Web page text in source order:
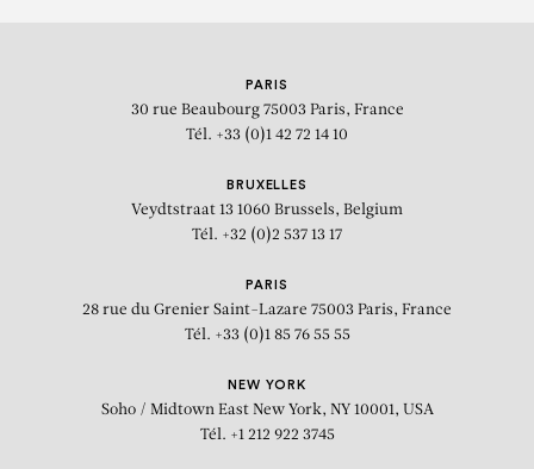
PARIS
30 rue Beaubourg 75003 Paris, France
Tél. +33 (0)1 42 72 14 10
BRUXELLES
Veydtstraat 13 1060 Brussels, Belgium
Tél. +32 (0)2 537 13 17
PARIS
28 rue du Grenier Saint-Lazare 75003 Paris, France
Tél. +33 (0)1 85 76 55 55
NEW YORK
Soho / Midtown East New York, NY 10001, USA
Tél. +1 212 922 3745